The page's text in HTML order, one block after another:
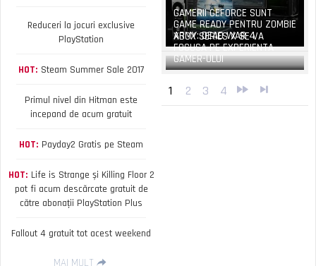
Reduceri la jocuri exclusive
PlayStation
HOT: Steam Summer Sale 2017
Primul nivel din Hitman este
incepand de acum gratuit
HOT: Payday2 Gratis pe Steam
HOT: Life is Strange și Killing Floor 2
pot fi acum descărcate gratuit de
către abonații PlayStation Plus
Fallout 4 gratuit tot acest weekend
MAI MULT
GAMERII GEFORCE SUNT
GAME READY PENTRU ZOMBIE
ARMY: DEAD WAR 4
XBOX SERIES X SE VA
FOCUSA PE EXPERIENTA
GAMER-ULUI
1 2 3 4